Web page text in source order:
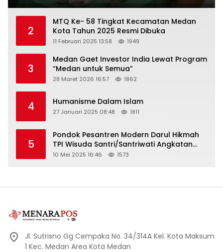
2
MTQ Ke- 58 Tingkat Kecamatan Medan
Kota Tahun 2025 Resmi Dibuka
11 Februari 2025 13:58 1949
3
Medan Gaet Investor India Lewat Program
“Medan untuk Semua”
28 Maret 2026 16:57 1862
4 Humanisme Dalam Islam
27 Januari 2025 08:48 1811
5
Pondok Pesantren Modern Darul Hikmah
TPI Wisuda Santri/Santriwati Angkatan
XXXIII
10 Mei 2025 16:46 1573
Jl. Sutrisno Gg Cempaka No. 34/314A Kel. Kota Maksum
1 Kec. Medan Area Kota Medan